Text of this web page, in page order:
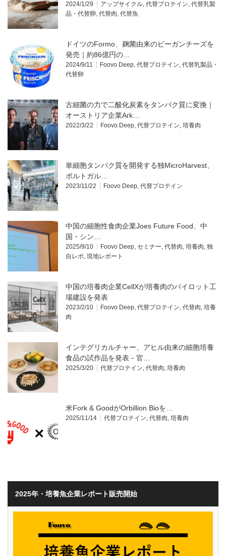
2024/1/29 アップサイクル, 代替プロテイン, 代替乳製
品・代替卵, 代替肉, 代替魚
ドイツのFormo、麹菌由来のビーガンチーズを
発売｜約86億円の…
2024/9/11 Foovo Deep, 代替プロテイン, 代替乳製品・
代替卵
古細菌の力で二酸化炭素をタンパク質に変換｜
オーストリア企業Ark…
2022/3/22 Foovo Deep, 代替プロテイン, 培養肉
単細胞タンパク質を開発する独MicroHarvest、
ポルトガル…
2023/11/22 Foovo Deep, 代替プロテイン
中国の細胞性食肉企業Joes Future Food、中
国・シン…
2025/9/10 Foovo Deep, セミナー, 代替肉, 培養肉, 独
自レポ, 現地レポート
中国の培養肉企業CellXが培養肉のパイロット工
場建設を発表
2023/2/10 Foovo Deep, 代替プロテイン, 代替肉, 培養
肉
インテグリカルチャー、アヒル由来の細胞培養
食品の試作品を発表－官…
2025/3/20 代替プロテイン, 代替肉, 培養肉
米Fork & GoodがOrbillion Bioを…
2025/11/14 代替プロテイン, 代替肉, 培養肉
2025年・培養魚企業レポート販売開始